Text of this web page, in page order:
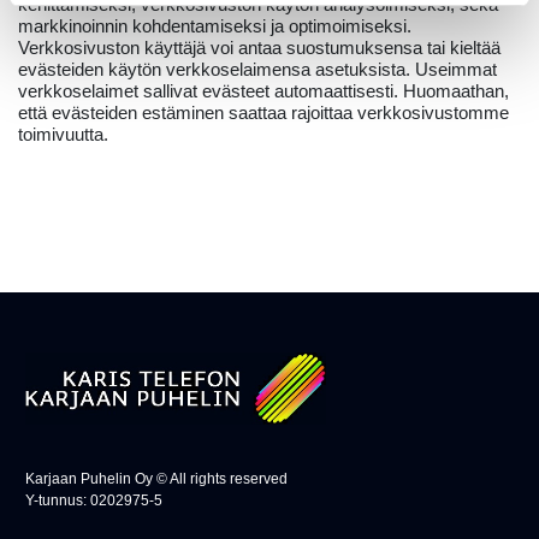
kehittämiseksi, verkkosivuston käytön analysoimiseksi, sekä
markkinoinnin kohdentamiseksi ja optimoimiseksi.
Verkkosivuston käyttäjä voi antaa suostumuksensa tai kieltää
evästeiden käytön verkkoselaimensa asetuksista. Useimmat
verkkoselaimet sallivat evästeet automaattisesti. Huomaathan,
että evästeiden estäminen saattaa rajoittaa verkkosivustomme
toimivuutta.
Karjaan Puhelin Oy © All rights reserved
Y-tunnus: 0202975-5